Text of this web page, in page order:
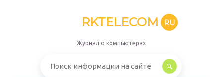
RKTELECOM RU
Журнал о компьютерах